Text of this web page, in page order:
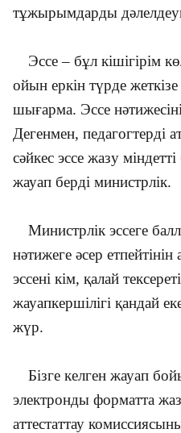
тұжырымдарды
Эссе – бұл кішігірім
ойын еркін түрде
шығарма. Эссе
Дегенмен, педагогтерді
сәйкес эссе жазу
жауап берді министрлік.
Министрлік эссеге
нәтижеге әсер
эссені кім, қалай
жауапкершілігі қандай
жүр.
Бізге келген жауап
электронды форматта
аттестаттау